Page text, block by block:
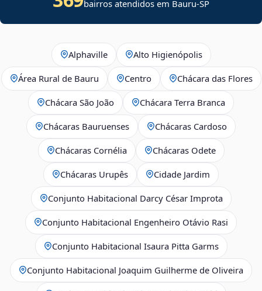
bairros atendidos em Bauru-SP
Alphaville Alto Higienópolis
Área Rural de Bauru Centro Chácara das Flores
Chácara São João Chácara Terra Branca
Chácaras Bauruenses Chácaras Cardoso
Chácaras Cornélia Chácaras Odete
Chácaras Urupês Cidade Jardim
Conjunto Habitacional Darcy César Improta
Conjunto Habitacional Engenheiro Otávio Rasi
Conjunto Habitacional Isaura Pitta Garms
Conjunto Habitacional Joaquim Guilherme de Oliveira